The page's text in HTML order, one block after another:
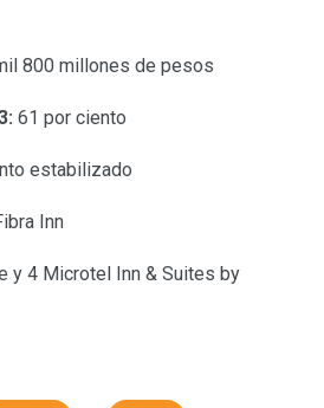
800 millones de pesos
61 por ciento
estabilizado
Inn
y 4 Microtel Inn & Suites by